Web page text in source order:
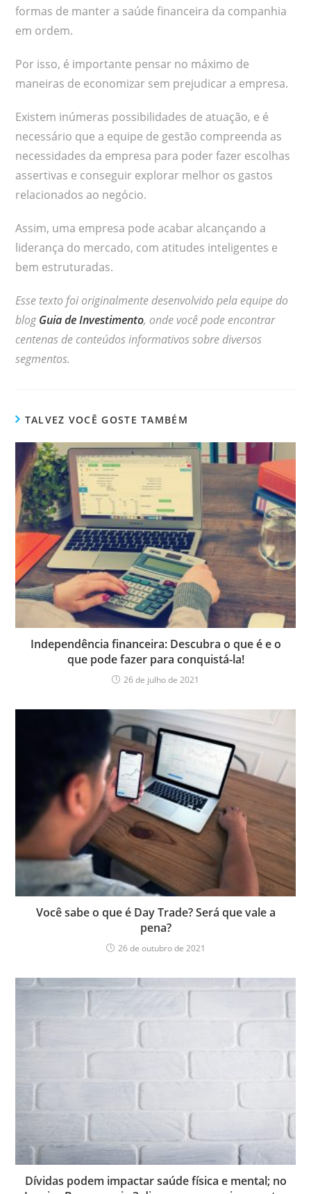
formas de manter a saúde financeira da companhia
em ordem.
Por isso, é importante pensar no máximo de
maneiras de economizar sem prejudicar a empresa.
Existem inúmeras possibilidades de atuação, e é
necessário que a equipe de gestão compreenda as
necessidades da empresa para poder fazer escolhas
assertivas e conseguir explorar melhor os gastos
relacionados ao negócio.
Assim, uma empresa pode acabar alcançando a
liderança do mercado, com atitudes inteligentes e
bem estruturadas.
Esse texto foi originalmente desenvolvido pela equipe do
blogGuia de Investimento, onde você pode encontrar
centenas de conteúdos informativos sobre diversos
segmentos.
TALVEZ VOCÊ GOSTE TAMBÉM
Independência financeira: Descubra o que é e o
que pode fazer para conquistá-la!
26 de julho de 2021
Você sabe o que é Day Trade? Será que vale a
pena?
26 de outubro de 2021
Dívidas podem impactar saúde física e mental; no